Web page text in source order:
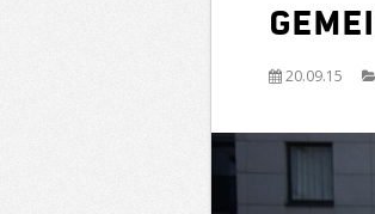
20.09.15